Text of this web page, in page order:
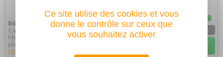
Réf. : 8100367
Cale magnetique avec angle réglable pivot 200
Magswitch L’angle pivot MAGSWITCH propose une
plage d’angles de...
Magswitch
EN SAVOIR PLUS
AJOUTER AU
Ce site utilise des cookies et vous
donne le contrôle sur ceux que
vous souhaitez activer